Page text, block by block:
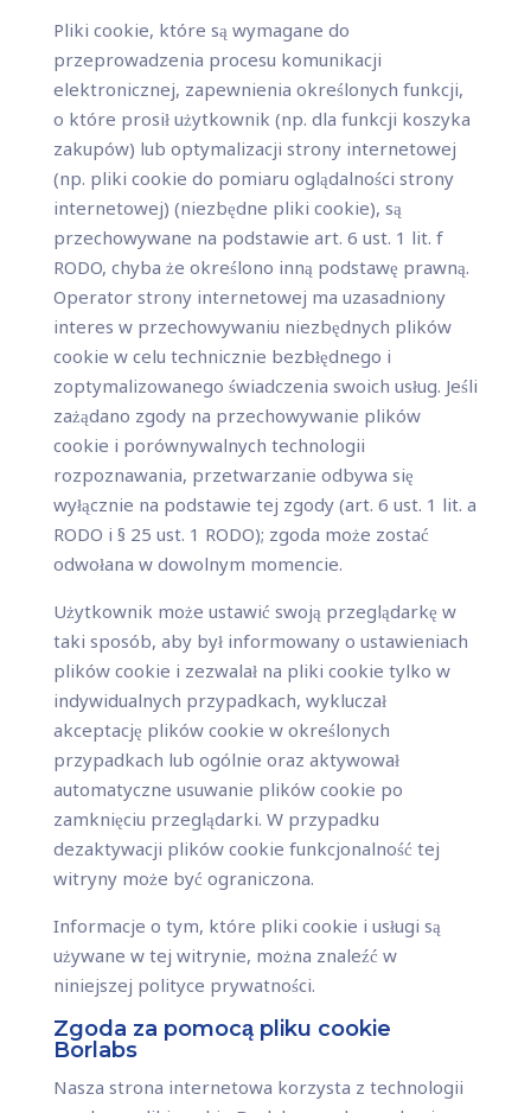
Pliki cookie, które są wymagane do
przeprowadzenia procesu komunikacji
elektronicznej, zapewnienia określonych funkcji,
o które prosił użytkownik (np. dla funkcji koszyka
zakupów) lub optymalizacji strony internetowej
(np. pliki cookie do pomiaru oglądalności strony
internetowej) (niezbędne pliki cookie), są
przechowywane na podstawie art. 6 ust. 1 lit. f
RODO, chyba że określono inną podstawę prawną.
Operator strony internetowej ma uzasadniony
interes w przechowywaniu niezbędnych plików
cookie w celu technicznie bezbłędnego i
zoptymalizowanego świadczenia swoich usług. Jeśli
zażądano zgody na przechowywanie plików
cookie i porównywalnych technologii
rozpoznawania, przetwarzanie odbywa się
wyłącznie na podstawie tej zgody (art. 6 ust. 1 lit. a
RODO i § 25 ust. 1 RODO); zgoda może zostać
odwołana w dowolnym momencie.
Użytkownik może ustawić swoją przeglądarkę w
taki sposób, aby był informowany o ustawieniach
plików cookie i zezwalał na pliki cookie tylko w
indywidualnych przypadkach, wykluczał
akceptację plików cookie w określonych
przypadkach lub ogólnie oraz aktywował
automatyczne usuwanie plików cookie po
zamknięciu przeglądarki. W przypadku
dezaktywacji plików cookie funkcjonalność tej
witryny może być ograniczona.
Informacje o tym, które pliki cookie i usługi są
używane w tej witrynie, można znaleźć w
niniejszej polityce prywatności.
Zgoda za pomocą pliku cookie
Borlabs
Nasza strona internetowa korzysta z technologii